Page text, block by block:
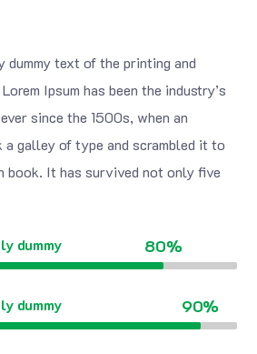
dummy text of the printing and
Ipsum has been the industry’s
since the 1500s, when an
galley of type and scrambled it to
book. It has survived not only five
dummy 80%
dummy 90%